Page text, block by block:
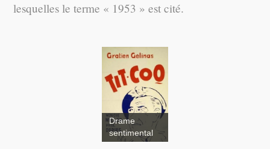
lesquelles le terme « 1953 » est cité.
Drame
sentimental